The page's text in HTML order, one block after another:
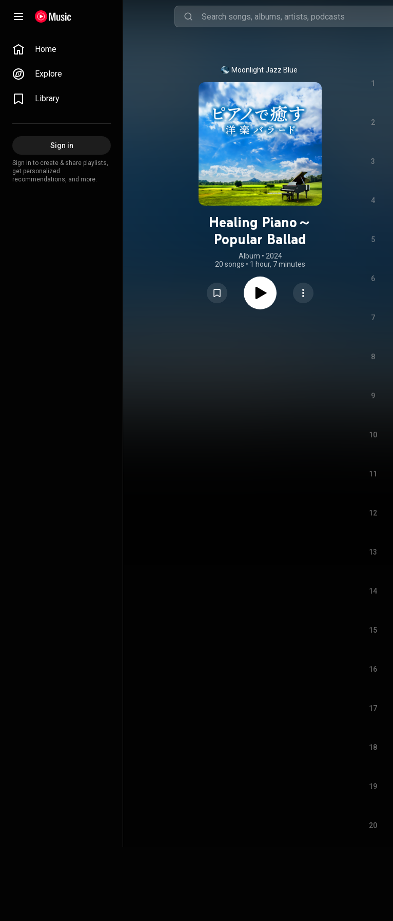
Home
Explore
Library
Sign in
Sign in to create & share playlists,
get personalized
recommendations, and more.
Moonlight Jazz Blue
Healing Piano～
Popular Ballad
Album • 2024
20 songs • 1 hour, 7 minutes
1
2
3
4
5
6
7
8
9
10
11
12
13
14
15
16
17
18
19
20